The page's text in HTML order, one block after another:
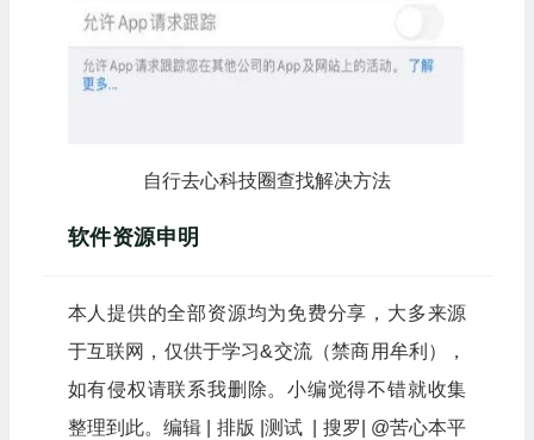
自行去心科技圈查找解决方法
软件资源申明
本人提供的全部资源均为免费分享，大多来源
于互联网，仅供于学习&交流（禁商用牟利），
如有侵权请联系我删除。小编觉得不错就收集
整理到此。编辑 | 排版 |测试 | 搜罗| @苦心本平